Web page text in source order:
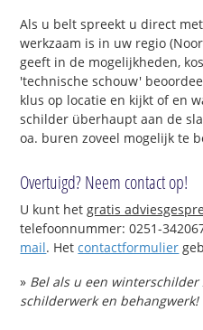
Als u belt spreekt u direct
werkzaam is in uw regio
geeft in de mogelijkheden,
'technische schouw'
klus op locatie en kijkt of en
schilder überhaupt aan de
oa. buren zoveel mogelijk te
Overtuigd? Neem contact op!
U kunt hetgratis
telefoonnummer: 0251-
mail. Hetcontactformulier
» Bel als u een
schilderwerk en behangwerk!